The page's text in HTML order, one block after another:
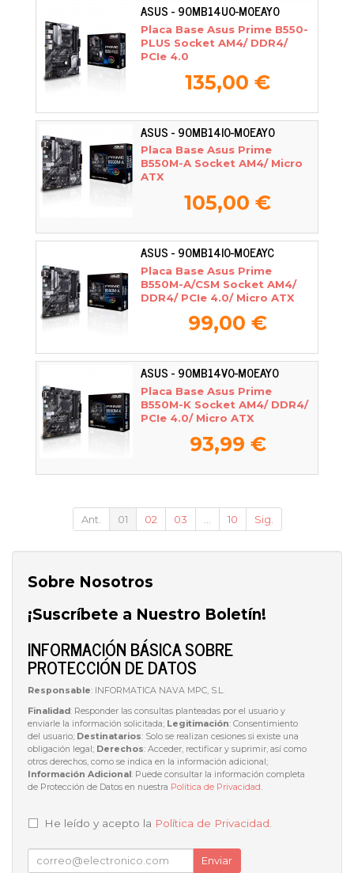
ASUS - 90MB14U0-M0EAY0
Placa Base Asus Prime B550-
PLUS Socket AM4/ DDR4/
PCIe 4.0
135,00 €
ASUS - 90MB14I0-M0EAY0
Placa Base Asus Prime
B550M-A Socket AM4/ Micro
ATX
105,00 €
ASUS - 90MB14I0-M0EAYC
Placa Base Asus Prime
B550M-A/CSM Socket AM4/
DDR4/ PCIe 4.0/ Micro ATX
99,00 €
ASUS - 90MB14V0-M0EAY0
Placa Base Asus Prime
B550M-K Socket AM4/ DDR4/
PCIe 4.0/ Micro ATX
93,99 €
Ant. 01 02 03 10 Sig.
Sobre Nosotros
¡Suscríbete a Nuestro Boletín!
INFORMACIÓN BÁSICA SOBRE
PROTECCIÓN DE DATOS
Responsable: INFORMATICA NAVA MPC, S.L.
Finalidad: Responder las consultas planteadas por el usuario y
enviarle la información solicitada; Legitimación: Consentimiento
del usuario; Destinatarios: Solo se realizan cesiones si existe una
obligación legal; Derechos: Acceder, rectificar y suprimir, así como
otros derechos, como se indica en la información adicional;
Información Adicional : Puede consultar la información completa
de Protección de Datos en nuestra Política de Privacidad.
He leído y acepto la Política de Privacidad
Enviar